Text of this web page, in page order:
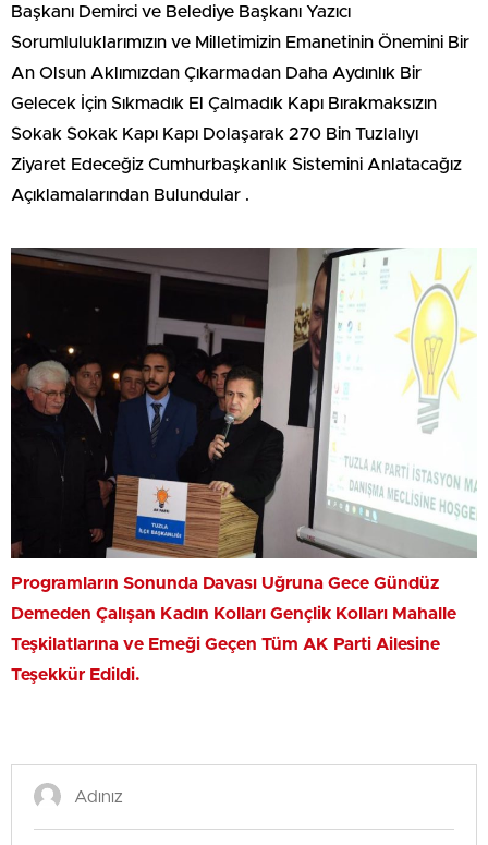
Başkanı Demirci ve Belediye Başkanı Yazıcı
Sorumluluklarımızın ve Milletimizin Emanetinin Önemini Bir
An Olsun Aklımızdan Çıkarmadan Daha Aydınlık Bir
Gelecek İçin Sıkmadık El Çalmadık Kapı Bırakmaksızın
Sokak Sokak Kapı Kapı Dolaşarak 270 Bin Tuzlalıyı
Ziyaret Edeceğiz Cumhurbaşkanlık Sistemini Anlatacağız
Açıklamalarından Bulundular .
Programların Sonunda Davası Uğruna Gece Gündüz
Demeden Çalışan Kadın Kolları Gençlik Kolları Mahalle
Teşkilatlarına ve Emeği Geçen Tüm AK Parti Ailesine
Teşekkür Edildi.